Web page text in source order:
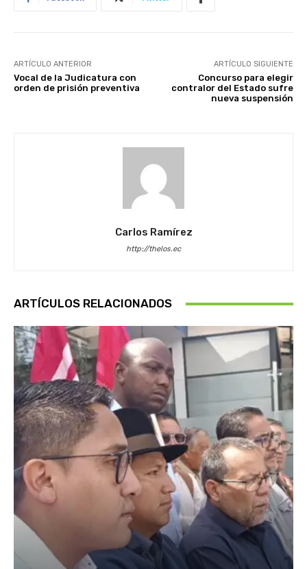
ARTÍCULO ANTERIOR
Vocal de la Judicatura con
orden de prisión preventiva
ARTÍCULO SIGUIENTE
Concurso para elegir
contralor del Estado sufre
nueva suspensión
Carlos Ramírez
http://thelos.ec
ARTÍCULOS RELACIONADOS